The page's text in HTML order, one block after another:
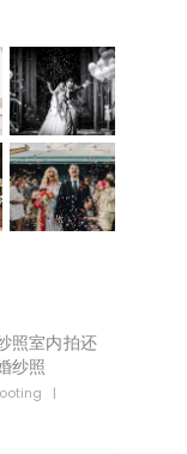
照室内拍还
纱照
|